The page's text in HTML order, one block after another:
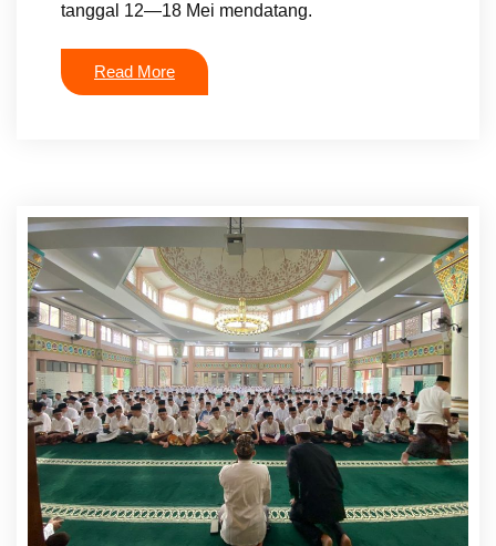
tanggal 12—18 Mei mendatang.
Read More